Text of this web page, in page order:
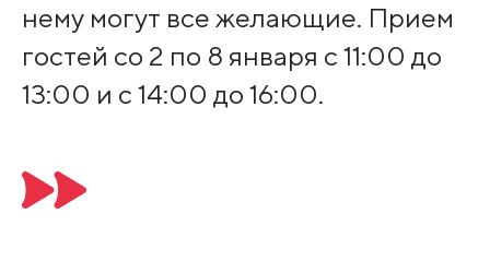
нему могут все желающие. Прием
гостей со 2 по 8 января с 11:00 до
13:00 и с 14:00 до 16:00.